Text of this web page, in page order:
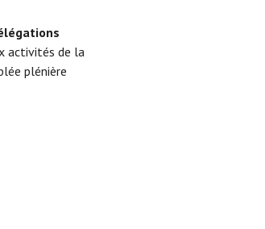
activités de la
plénière